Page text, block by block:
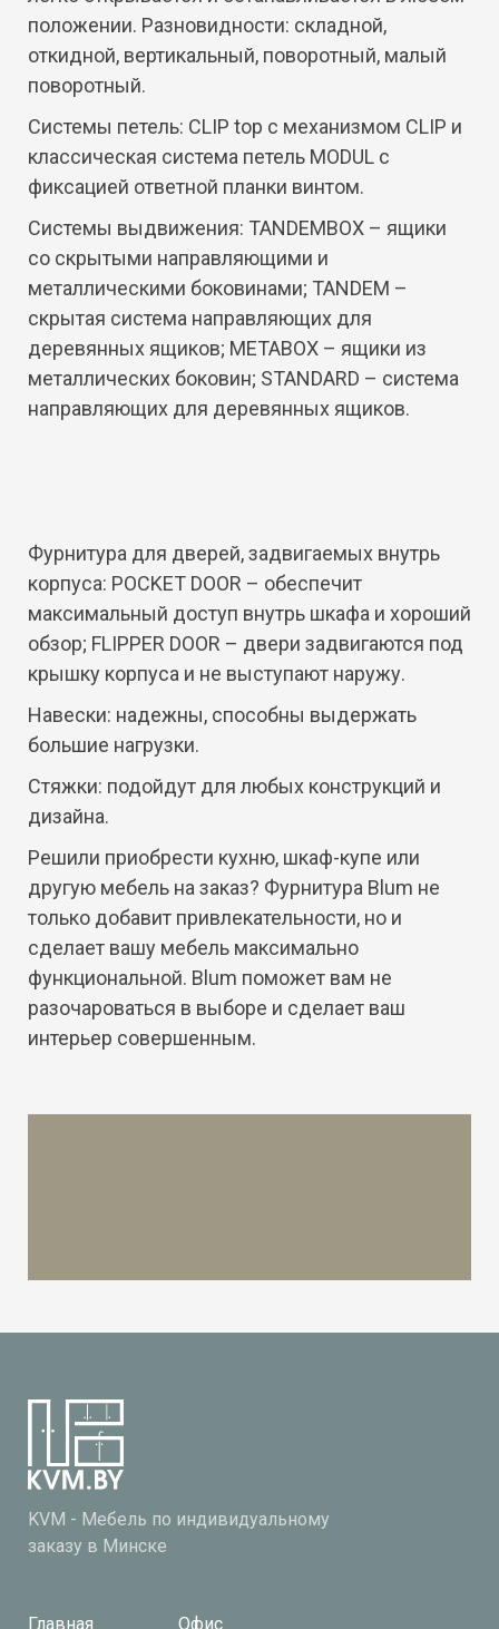
положении. Разновидности: складной,
откидной, вертикальный, поворотный, малый
поворотный.
Системы петель: CLIP top с механизмом CLIP и
классическая система петель MODUL с
фиксацией ответной планки винтом.
Системы выдвижения: TANDEMBOX – ящики
со скрытыми направляющими и
металлическими боковинами; TANDEM –
скрытая система направляющих для
деревянных ящиков; METABOX – ящики из
металлических боковин; STANDARD – система
направляющих для деревянных ящиков.
Фурнитура для дверей, задвигаемых внутрь
корпуса: POCKET DOOR – обеспечит
максимальный доступ внутрь шкафа и хороший
обзор; FLIPPER DOOR – двери задвигаются под
крышку корпуса и не выступают наружу.
Навески: надежны, способны выдержать
большие нагрузки.
Стяжки: подойдут для любых конструкций и
дизайна.
Решили приобрести кухню, шкаф-купе или
другую мебель на заказ? Фурнитура Blum не
только добавит привлекательности, но и
сделает вашу мебель максимально
функциональной. Blum поможет вам не
разочароваться в выборе и сделает ваш
интерьер совершенным.
Главная Офис
KVM - Мебель по индивидуальному
заказу в Минске